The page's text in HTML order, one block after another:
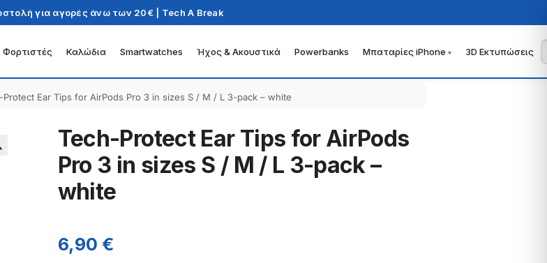
για αγορές άνω των 20€ | Tech A Break
Φορτιστές Καλώδια Smartwatches Ήχος & Ακουστικά Powerbanks Μπαταρίες iPhone 3D Εκτυπώσεις
Protect Ear Tips for AirPods Pro 3 in sizes S / M / L 3-pack – white
Tech-Protect Ear Tips for AirPods
Pro 3 in sizes S / M / L 3-pack –
white
6,90 €